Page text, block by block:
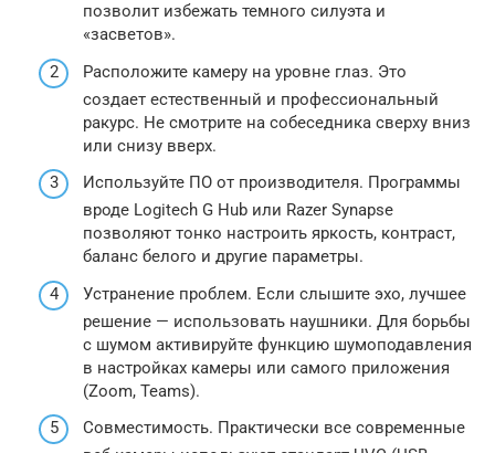
позволит избежать темного силуэта и
«засветов».
Расположите камеру на уровне глаз. Это
создает естественный и профессиональный
ракурс. Не смотрите на собеседника сверху вниз
или снизу вверх.
Используйте ПО от производителя. Программы
вроде Logitech G Hub или Razer Synapse
позволяют тонко настроить яркость, контраст,
баланс белого и другие параметры.
Устранение проблем. Если слышите эхо, лучшее
решение — использовать наушники. Для борьбы
с шумом активируйте функцию шумоподавления
в настройках камеры или самого приложения
(Zoom, Teams).
Совместимость. Практически все современные